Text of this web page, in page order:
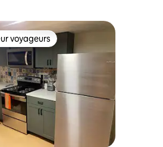
de 22 commentaires : 4,91 sur 5
voyageurs
voyageurs